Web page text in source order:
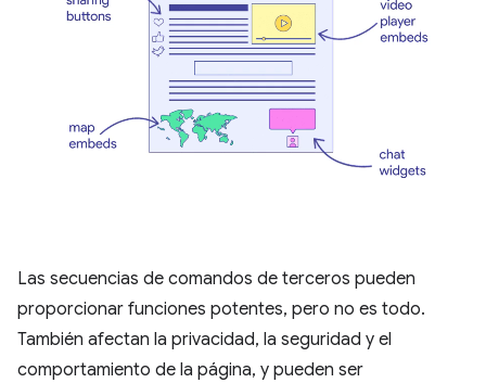
Las secuencias de comandos de terceros pueden
proporcionar funciones potentes, pero no es todo.
También afectan la privacidad, la seguridad y el
comportamiento de la página, y pueden ser